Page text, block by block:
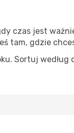
czas jest
tam, gdzie
Sortuj